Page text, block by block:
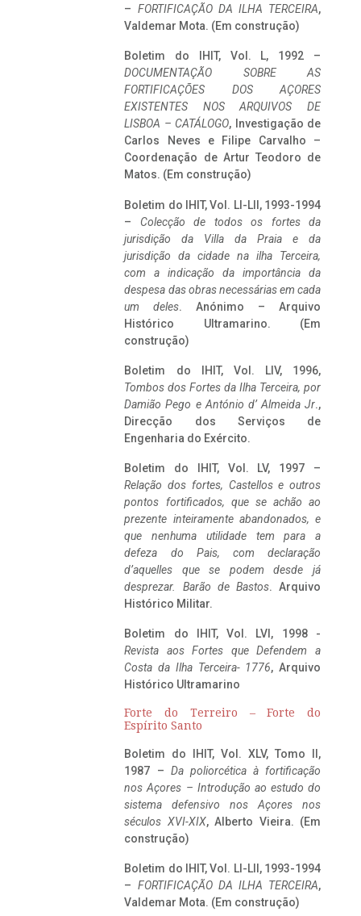
– FORTIFICAÇÃO DA ILHA TERCEIRA,
Valdemar Mota. (Em construção)
Boletim do IHIT, Vol. L, 1992 –
DOCUMENTAÇÃO SOBRE AS
FORTIFICAÇÕES DOS AÇORES
EXISTENTES NOS ARQUIVOS DE
LISBOA – CATÁLOGO, Investigação de
Carlos Neves e Filipe Carvalho –
Coordenação de Artur Teodoro de
Matos. (Em construção)
Boletim do IHIT, Vol. LI-LII, 1993-1994
– Colecção de todos os fortes da
jurisdição da Villa da Praia e da
jurisdição da cidade na ilha Terceira,
com a indicação da importância da
despesa das obras necessárias em cada
um deles. Anónimo – Arquivo
Histórico Ultramarino. (Em
construção)
Boletim do IHIT, Vol. LIV, 1996,
Tombos dos Fortes da Ilha Terceira, por
Damião Pego e António d’ Almeida Jr.,
Direcção dos Serviços de
Engenharia do Exército.
Boletim do IHIT, Vol. LV, 1997 –
Relação dos fortes, Castellos e outros
pontos fortificados, que se achão ao
prezente inteiramente abandonados, e
que nenhuma utilidade tem para a
defeza do Pais, com declaração
d’aquelles que se podem desde já
desprezar. Barão de Bastos. Arquivo
Histórico Militar.
Boletim do IHIT, Vol. LVI, 1998 -
Revista aos Fortes que Defendem a
Costa da Ilha Terceira- 1776, Arquivo
Histórico Ultramarino
Forte do Terreiro – Forte do
Espírito Santo
Boletim do IHIT, Vol. XLV, Tomo II,
1987 – Da poliorcética à fortificação
nos Açores – Introdução ao estudo do
sistema defensivo nos Açores nos
séculos XVI-XIX, Alberto Vieira. (Em
construção)
Boletim do IHIT, Vol. LI-LII, 1993-1994
– FORTIFICAÇÃO DA ILHA TERCEIRA,
Valdemar Mota. (Em construção)